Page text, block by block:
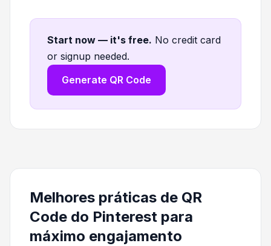
Start now — it's free. No credit card
or signup needed.
Generate QR Code
Melhores práticas de QR
Code do Pinterest para
máximo engajamento